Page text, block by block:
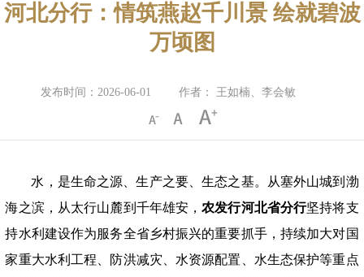
河北分行：情筑燕赵千川景 绘就碧波
万顷图
发布时间：2026-06-01 作者： 王如楠、李会敏
水，是生命之源、生产之要、生态之基。从塞外山城到渤
海之滨，从太行山麓到千年雄安，农发行河北省分行坚持将支
持水利建设作为服务全省乡村振兴的重要抓手，持续加大对国
家重大水利工程、防洪减灾、水资源配置、水生态保护等重点